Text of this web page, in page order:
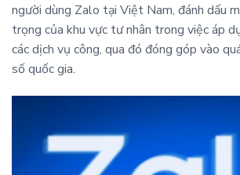
người dùng Zalo tại Việt Nam, đánh dấu
trọng của khu vực tư nhân trong việc áp
các dịch vụ công, qua đó đóng góp vào
số quốc gia.